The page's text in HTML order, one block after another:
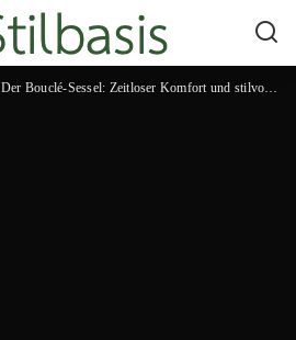
Der Bouclé-Sessel: Zeitloser Komfort und stilvolles Design